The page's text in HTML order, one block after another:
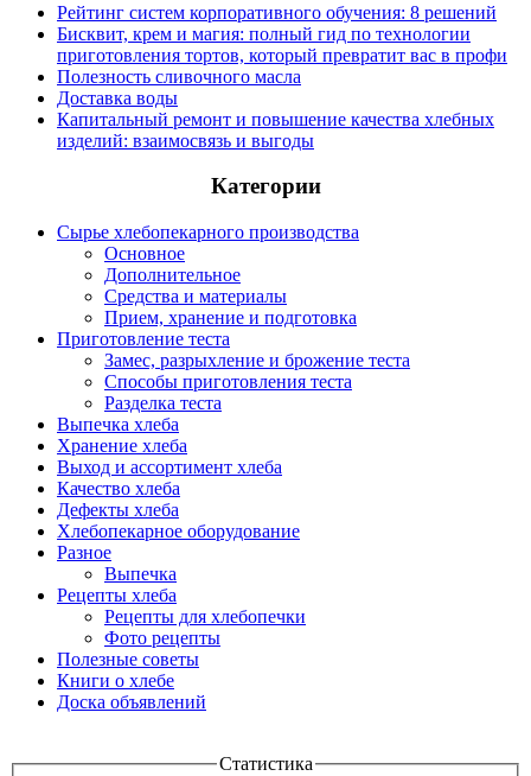
Рейтинг систем корпоративного обучения: 8 решений
Бисквит, крем и магия: полный гид по технологии
приготовления тортов, который превратит вас в профи
Полезность сливочного масла
Доставка воды
Капитальный ремонт и повышение качества хлебных
изделий: взаимосвязь и выгоды
Категории
Сырье хлебопекарного производства
Основное
Дополнительное
Средства и материалы
Прием, хранение и подготовка
Приготовление теста
Замес, разрыхление и брожение теста
Способы приготовления теста
Разделка теста
Выпечка хлеба
Хранение хлеба
Выход и ассортимент хлеба
Качество хлеба
Дефекты хлеба
Хлебопекарное оборудование
Разное
Выпечка
Рецепты хлеба
Рецепты для хлебопечки
Фото рецепты
Полезные советы
Книги о хлебе
Доска объявлений
Статистика